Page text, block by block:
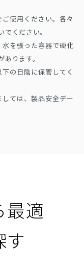
使用ください。各々
ください。
を張った容器で硬化
ります。
の日陰に保管してく
ては、製品安全デー
最適
す